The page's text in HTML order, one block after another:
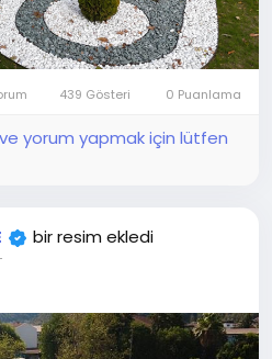
439 Gösteri 0 Puanlama
yorum yapmak için lütfen
bir resim ekledi